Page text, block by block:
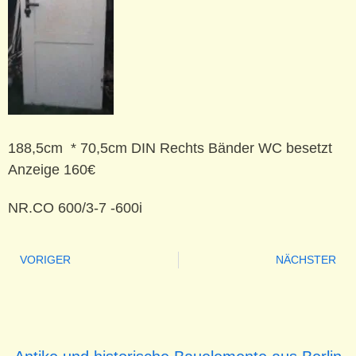
188,5cm * 70,5cm DIN Rechts Bänder WC besetzt
Anzeige 160€
NR.CO 600/3-7 -600i
VORIGER NÄCHSTER